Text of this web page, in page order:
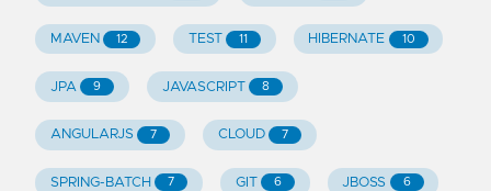
MAVEN 12 TEST 11 HIBERNATE 10
JPA 9 JAVASCRIPT 8
ANGULARJS 7 CLOUD 7
SPRING-BATCH 7 GIT 6 JBOSS 6